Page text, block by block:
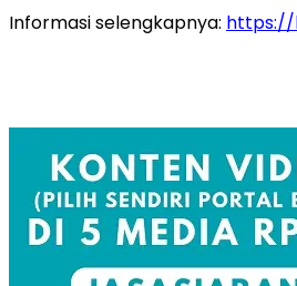
Informasi selengkapnya: https://